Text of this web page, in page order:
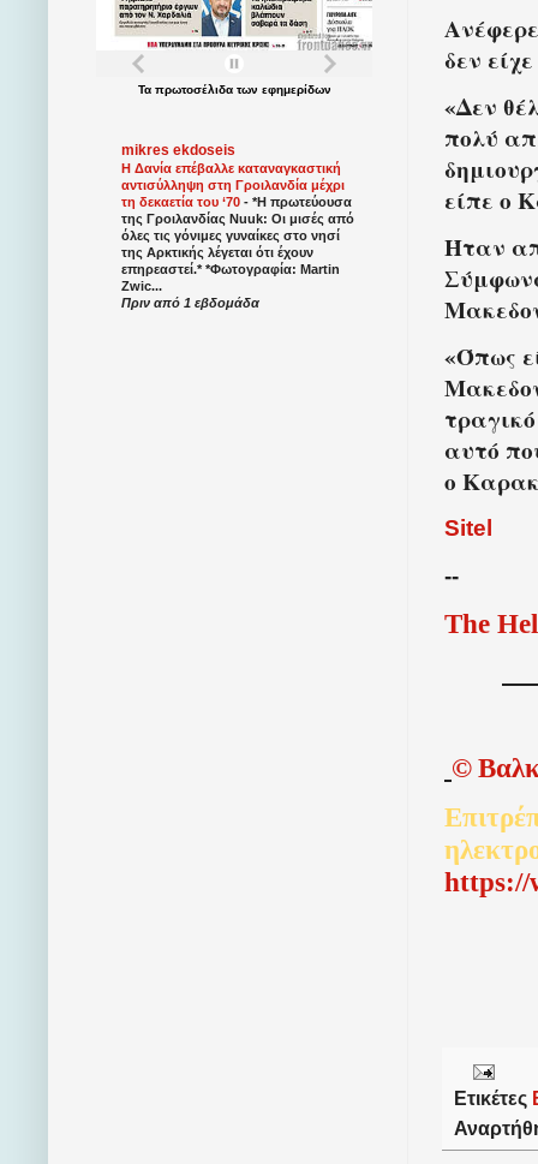
δεν
«Δεν
πολύ
είπε ο
Ήταν
«Όπως
αυτό
ο
Sitel
--
The
©
https://
Ετικέτες
Τα πρωτοσέλιδατων εφημερίδων
mikres ekdoseis
Η Δανία επέβαλλε καταναγκαστική
αντισύλληψη στη Γροιλανδία μέχρι
τη δεκαετία του ‘70 - *Η πρωτεύουσα
της Γροιλανδίας Nuuk: Οι μισές από
όλες τις γόνιμες γυναίκες στο νησί
της Αρκτικής λέγεται ότι έχουν
επηρεαστεί.* *Φωτογραφία: Martin
Zwic...
Πριν από 1 εβδομάδα